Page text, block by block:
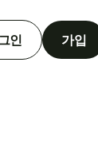
인 가입